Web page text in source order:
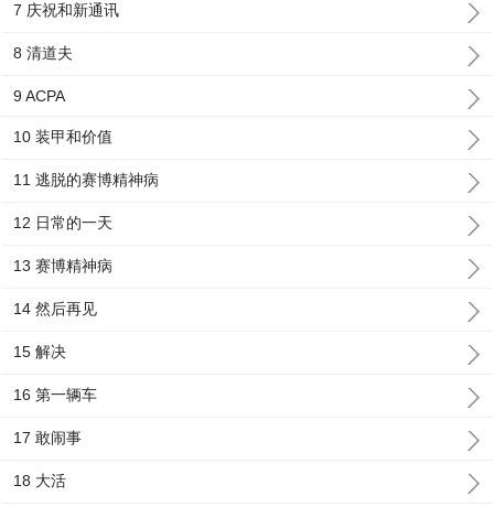
7 庆祝和新通讯
8 清道夫
9 ACPA
10 装甲和价值
11 逃脱的赛博精神病
12 日常的一天
13 赛博精神病
14 然后再见
15 解决
16 第一辆车
17 敢闹事
18 大活